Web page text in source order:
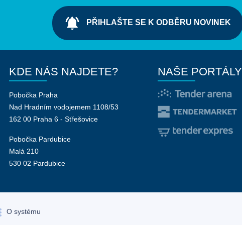
notifications_active PŘIHLAŠTE SE K ODBĚRU NOVINEK
KDE NÁS NAJDETE?
Pobočka Praha
Nad Hradním vodojemem 1108/53
162 00 Praha 6 - Střešovice
Pobočka Pardubice
Malá 210
530 02 Pardubice
NAŠE PORTÁLY
more_vert O systému